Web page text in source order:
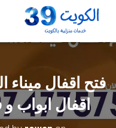
اقفال ابواب